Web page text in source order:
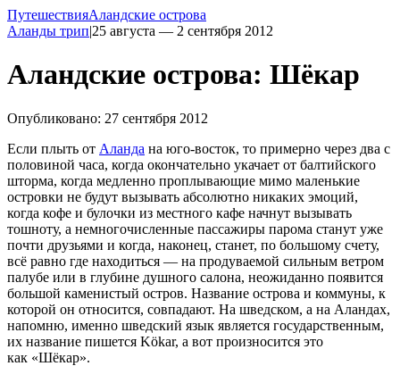
ПутешествияАландские острова
Аланды трип|25 августа — 2 сентября 2012
Аландские острова: Шёкар
Опубликовано: 27 сентября 2012
Если плыть от Аланда на юго-восток, то примерно через два с
половиной часа, когда окончательно укачает от балтийского
шторма, когда медленно проплывающие мимо маленькие
островки не будут вызывать абсолютно никаких эмоций,
когда кофе и булочки из местного кафе начнут вызывать
тошноту, а немногочисленные пассажиры парома станут уже
почти друзьями и когда, наконец, станет, по большому счету,
всё равно где находиться — на продуваемой сильным ветром
палубе или в глубине душного салона, неожиданно появится
большой каменистый остров. Название острова и коммуны, к
которой он относится, совпадают. На шведском, а на Аландах,
напомню, именно шведский язык является государственным,
их название пишется Kökar, а вот произносится это
как «Шёкар».